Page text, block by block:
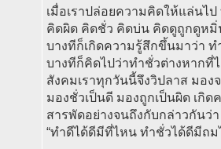
เมื่อเราปล่อยความคิดให้แล่นไป
คิดผิด คิดชั่ว คิดบ่น คิดดูถูกดูหมิ่
บางทีก็เกิดความรู้สึกขึ้นมาว่า
บางทีก็คิดไปว่าทำชั่วต่างหากที่
สังคมเราทุกวันนี้จึงวิปลาส มองจ
มองชั่วเป็นดี มองถูกเป็นผิด เกิ
สารพัดอย่างจนถึงกับกล่าวกันว่า
“ทำดีได้ดีมีที่ไหน ทำชั่วได้ดีมีถม